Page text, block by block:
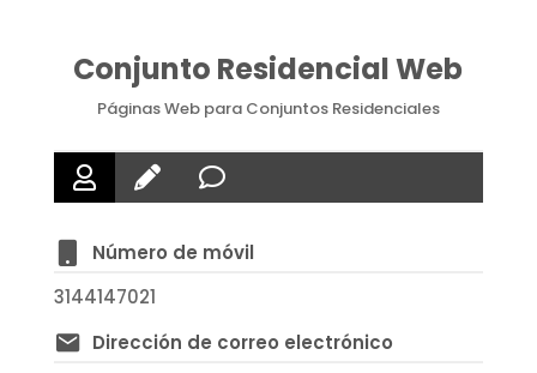
Conjunto Residencial Web
Páginas Web para Conjuntos Residenciales
Número de móvil
3144147021
Dirección de correo electrónico